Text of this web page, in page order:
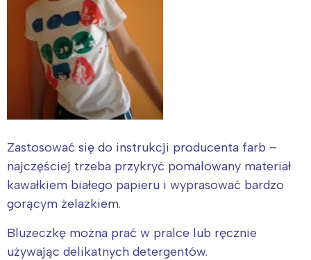
Zastosować się do instrukcji producenta farb –
najczęściej trzeba przykryć pomalowany materiał
kawałkiem białego papieru i wyprasować bardzo
gorącym żelazkiem.
Bluzeczkę można prać w pralce lub ręcznie
używając delikatnych detergentów.